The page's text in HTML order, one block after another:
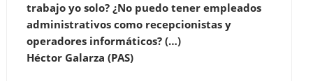
trabajo yo solo? ¿No puedo tener empleados
administrativos como recepcionistas y
operadores informáticos? (…)
Héctor Galarza (PAS)